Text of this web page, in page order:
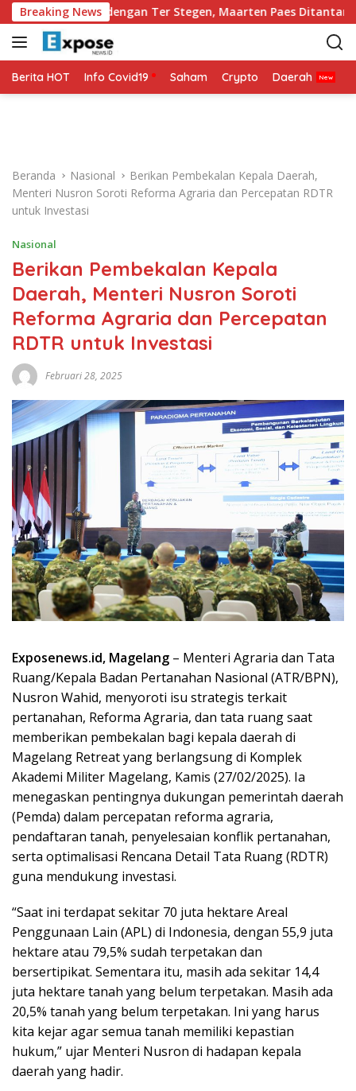
a
g
u
Breaking News
Belakang dengan Ter Stegen, Maarten Paes Ditantang
Berita HOT Info Covid19 Saham Crypto Daerah
Beranda Nasional
Berikan Pembekalan Kepala Daerah,
Menteri Nusron Soroti Reforma Agraria dan Percepatan RDTR
untuk Investasi
Nasional
Berikan Pembekalan Kepala
Daerah, Menteri Nusron Soroti
Reforma Agraria dan Percepatan
RDTR untuk Investasi
Februari 28, 2025
Exposenews.id, Magelang – Menteri Agraria dan Tata
Ruang/Kepala Badan Pertanahan Nasional (ATR/BPN),
Nusron Wahid, menyoroti isu strategis terkait
pertanahan, Reforma Agraria, dan tata ruang saat
memberikan pembekalan bagi kepala daerah di
Magelang Retreat yang berlangsung di Komplek
Akademi Militer Magelang, Kamis (27/02/2025). Ia
menegaskan pentingnya dukungan pemerintah daerah
(Pemda) dalam percepatan reforma agraria,
pendaftaran tanah, penyelesaian konflik pertanahan,
serta optimalisasi Rencana Detail Tata Ruang (RDTR)
guna mendukung investasi.
“Saat ini terdapat sekitar 70 juta hektare Areal
Penggunaan Lain (APL) di Indonesia, dengan 55,9 juta
hektare atau 79,5% sudah terpetakan dan
bersertipikat. Sementara itu, masih ada sekitar 14,4
juta hektare tanah yang belum terpetakan. Masih ada
20,5% tanah yang belum terpetakan. Ini yang harus
kita kejar agar semua tanah memiliki kepastian
hukum,” ujar Menteri Nusron di hadapan kepala
daerah yang hadir.